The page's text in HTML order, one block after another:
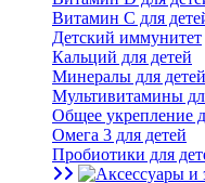
Витамин С для
Детский иммунитет
Кальций для детей
Минералы для детей
Мультивитамины
Общее укрепление
Омега 3 для детей
Пробиотики для